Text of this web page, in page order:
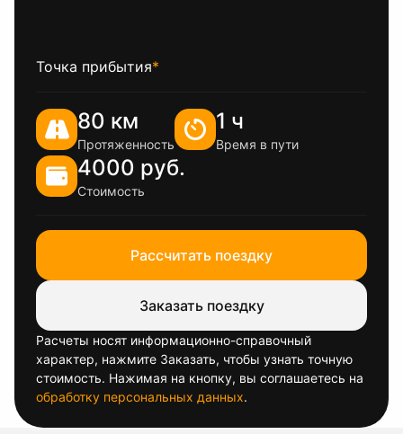
Точка прибытия*
80 км
Протяженность
1 ч
Время в пути
4000 руб.
Стоимость
Рассчитать поездку
Заказать поездку
Расчеты носят информационно-справочный
характер, нажмите Заказать, чтобы узнать точную
стоимость. Нажимая на кнопку, вы соглашаетесь на
обработку персональных данных.